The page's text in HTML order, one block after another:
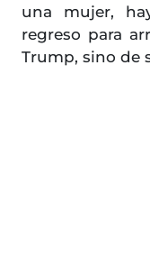
una mujer,
regreso para
Trump, sino de